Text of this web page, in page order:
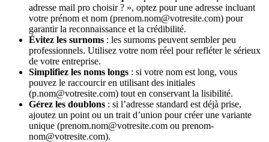
adresse mail pro choisir ? », optez pour une adresse incluant
votre prénom et nom (prenom.nom@votresite.com) pour
garantir la reconnaissance et la crédibilité.
Évitez les surnoms : les surnoms peuvent sembler peu
professionnels. Utilisez votre nom réel pour refléter le sérieux
de votre entreprise.
Simplifiez les noms longs : si votre nom est long, vous
pouvez le raccourcir en utilisant des initiales
(p.nom@votresite.com) tout en conservant la lisibilité.
Gérez les doublons : si l’adresse standard est déjà prise,
ajoutez un point ou un trait d’union pour créer une variante
unique (prenom.nom@votresite.com ou prenom-
nom@votresite.com).